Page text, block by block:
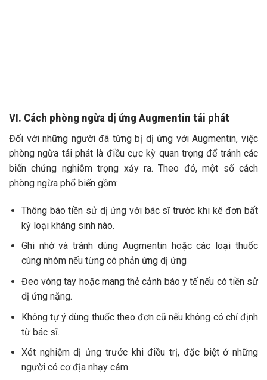
VI. Cách phòng ngừa dị ứng Augmentin tái phát
Đối với những người đã từng bị dị ứng với Augmentin, việc
phòng ngừa tái phát là điều cực kỳ quan trọng để tránh các
biến chứng nghiêm trọng xảy ra. Theo đó, một số cách
phòng ngừa phổ biến gồm:
Thông báo tiền sử dị ứng với bác sĩ trước khi kê đơn bất
kỳ loại kháng sinh nào.
Ghi nhớ và tránh dùng Augmentin hoặc các loại thuốc
cùng nhóm nếu từng có phản ứng dị ứng
Đeo vòng tay hoặc mang thẻ cảnh báo y tế nếu có tiền sử
dị ứng nặng.
Không tự ý dùng thuốc theo đơn cũ nếu không có chỉ định
từ bác sĩ.
Xét nghiệm dị ứng trước khi điều trị, đặc biệt ở những
người có cơ địa nhạy cảm.